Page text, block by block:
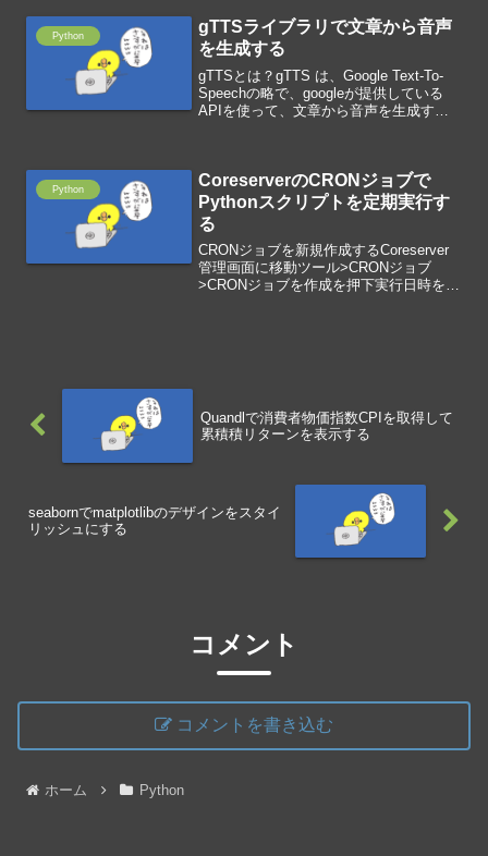
Python
gTTSライブラリで文章から音声
を生成する
gTTSとは？gTTS は、Google Text-To-
Speechの略で、googleが提供している
APIを使って、文章から音声を生成する
Python
CoreserverのCRONジョブで
Pythonスクリプトを定期実行す
る
CRONジョブを新規作成するCoreserver
管理画面に移動ツール>CRONジョブ
>CRONジョブを作成を押下実行日時を指
Quandlで消費者物価指数CPIを取得して
累積積リターンを表示する
seabornでmatplotlibのデザインをスタイ
リッシュにする
コメント
コメントを書き込む
ホーム Python